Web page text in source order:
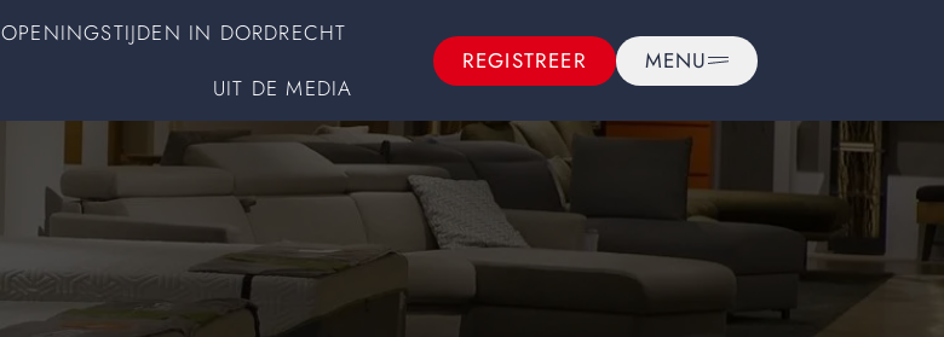
OPENINGSTIJDEN IN DORDRECHT
UIT DE MEDIA
REGISTREER MENU